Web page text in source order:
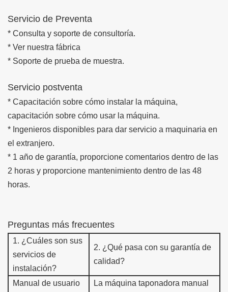
Servicio de Preventa
* Consulta y soporte de consultoría.
* Ver nuestra fábrica
* Soporte de prueba de muestra.
Servicio postventa
* Capacitación sobre cómo instalar la máquina,
capacitación sobre cómo usar la máquina.
* Ingenieros disponibles para dar servicio a maquinaria en
el extranjero.
* 1 año de garantía, proporcione comentarios dentro de las
2 horas y proporcione mantenimiento dentro de las 48
horas.
Preguntas más frecuentes
1. ¿Cuáles son sus
servicios de
instalación?
2. ¿Qué pasa con su garantía de
calidad?
Manual de usuario
La máquina taponadora manual